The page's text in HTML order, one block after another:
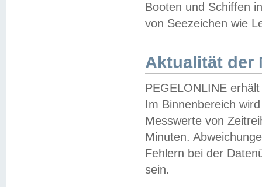
Booten und Schiffen
von Seezeichen wie
Aktualität der
PEGELONLINE
Im Binnenbereich
Messwerte von
Minuten.
Fehlern bei der
sein.